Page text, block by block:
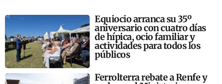
Equiocio arranca su 35º
aniversario con cuatro días
de hípica, ocio familiar y
actividades para todos los
públicos
Ferrolterra rebate a Renfe y